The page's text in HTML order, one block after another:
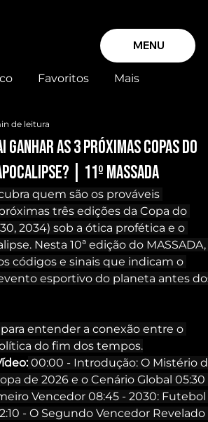
MENU
Favoritos Mais
ganhar as 3 próximas COPAS do
| 11º MASSADA
de leitura
quem são os prováveis
três edições da Copa do
2034) sob a ótica profética e o
Nesta 10ª edição do MASSADA,
códigos e sinais que indicam o
esportivo do planeta antes
entender a conexão entre o
do fim dos tempos.
00:00 - Introdução: O Mistério
de 2026 e o Cenário Global
Vencedor 08:45 - 2030:
- O Segundo Vencedor Revelado